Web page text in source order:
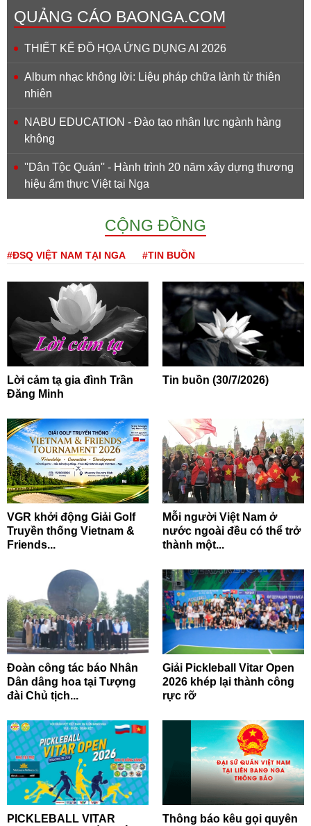
QUẢNG CÁO BAONGA.COM
THIẾT KẾ ĐỒ HỌA ỨNG DỤNG AI 2026
Album nhạc không lời: Liệu pháp chữa lành từ thiên
nhiên
NABU EDUCATION - Đào tạo nhân lực ngành hàng
không
''Dân Tộc Quán'' - Hành trình 20 năm xây dựng thương
hiệu ẩm thực Việt tại Nga
CỘNG ĐỒNG
#ĐSQ VIỆT NAM TẠI NGA #TIN BUỒN
Lời cảm tạ gia đình Trần
Đăng Minh
Tin buồn (30/7/2026)
VGR khởi động Giải Golf
Truyền thống Vietnam &
Friends...
Mỗi người Việt Nam ở
nước ngoài đều có thể trở
thành một...
Đoàn công tác báo Nhân
Dân dâng hoa tại Tượng
đài Chủ tịch...
Giải Pickleball Vitar Open
2026 khép lại thành công
rực rỡ
PICKLEBALL VITAR
Thông báo kêu gọi quyên